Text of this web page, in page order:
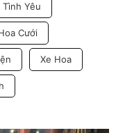
Tình Yêu
Cưới
Xe Hoa